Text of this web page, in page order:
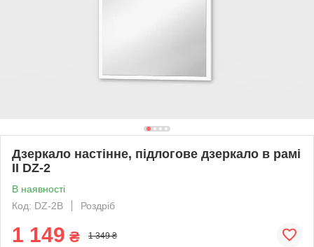
Дзеркало настінне, підлогове дзеркало в рамі
II DZ-2
В наявності
Код: DZ-2B
Роздріб
1 149 ₴ 1 349 ₴